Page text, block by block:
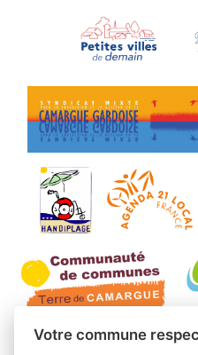
Votre commune